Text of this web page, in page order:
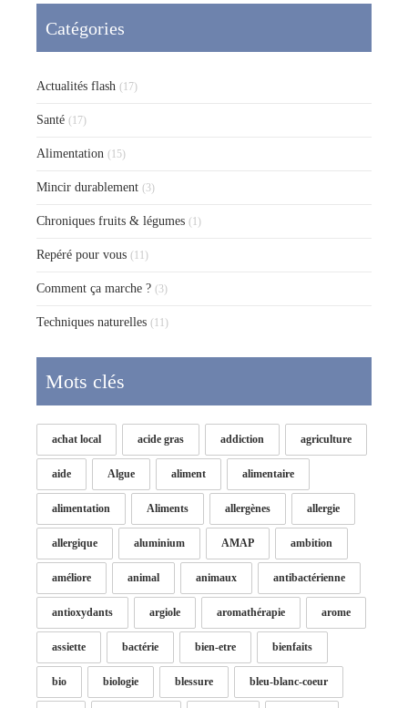
Catégories
Actualités flash (17)
Santé (17)
Alimentation (15)
Mincir durablement (3)
Chroniques fruits & légumes (1)
Repéré pour vous (11)
Comment ça marche ? (3)
Techniques naturelles (11)
Mots clés
achat local acide gras addiction agriculture
aide Algue aliment alimentaire
alimentation Aliments allergènes allergie
allergique aluminium AMAP ambition
améliore animal animaux antibactérienne
antioxydants argiole aromathérapie arome
assiette bactérie bien-etre bienfaits
bio biologie blessure bleu-blanc-coeur